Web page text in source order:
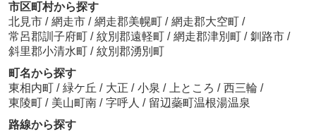
市区町村から探す
北見市 / 網走市 / 網走郡美幌町 / 網走郡大空町 /
常呂郡訓子府町 / 紋別郡遠軽町 / 網走郡津別町 / 釧路市 /
斜里郡小清水町 / 紋別郡湧別町
町名から探す
東相内町 / 緑ケ丘 / 大正 / 小泉 / 上ところ / 西三輪 /
東陵町 / 美山町南 / 字呼人 / 留辺蘂町温根湯温泉
路線から探す